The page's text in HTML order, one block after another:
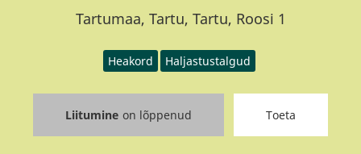
Tartumaa, Tartu, Tartu, Roosi 1
Heakord Haljastustalgud
Liitumine on lõppenud Toeta